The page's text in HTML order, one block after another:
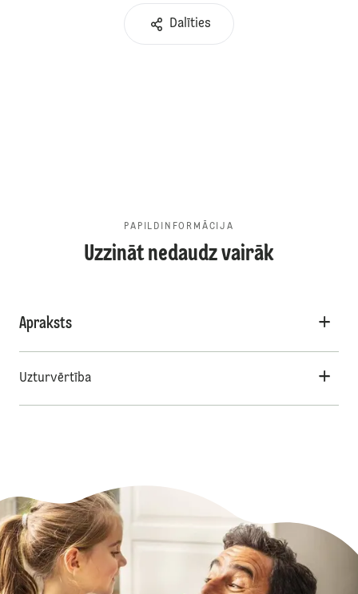
Dalīties
PAPILDINFORMĀCIJA
Uzzināt nedaudz vairāk
Apraksts
Uzturvērtība